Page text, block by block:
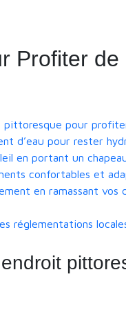
Profiter de
pittoresque pour
d’eau pour rester
en portant un
confortables et
en ramassant
réglementations